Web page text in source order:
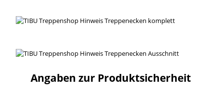
Angaben zur Produktsicherheit